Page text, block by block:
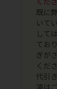
既に
いて
して
てお
ぎが
くだ
代引
済は